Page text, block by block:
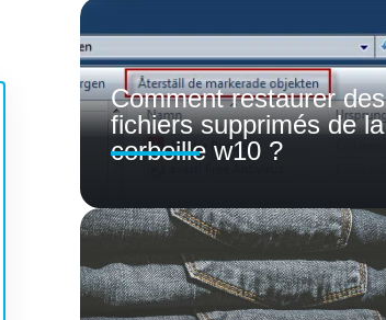
Comment restaurer des
fichiers supprimés de la
corbeille w10 ?